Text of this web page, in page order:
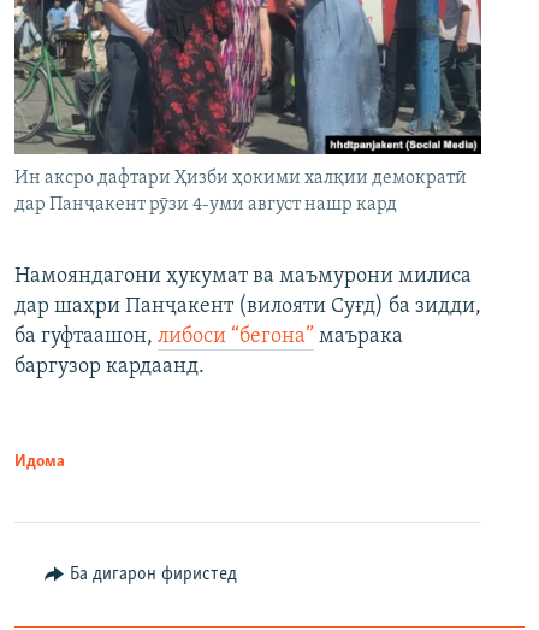
Ин аксро дафтари Ҳизби ҳокими халқии демократӣ
дар Панҷакент рӯзи 4-уми август нашр кард
Намояндагони ҳукумат ва маъмурони милиса
дар шаҳри Панҷакент (вилояти Суғд) ба зидди,
ба гуфтаашон, либоси “бегона” маърака
баргузор кардаанд.
Идома
Ба дигарон фиристед